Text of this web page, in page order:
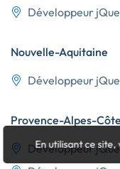
Développeur
Nouvelle-Aquitaine
Développeur
Provence-Alpes-
Développeur
En utilisant ce